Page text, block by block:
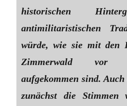
historischen
antimilitaristischen
würde, wie sie mit den
Zimmerwald vor
aufgekommen sind.
zunächst die Stimmen